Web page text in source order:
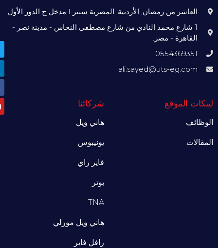
العاشر من رمضان, الأردنية, المصرية سنتر 1,مدخل ج الدور الأول
1 شارع محمد النادي من شارع مصطفى النحاس - مدينة نصر -
القاهرة - مصر.
0554369351
ali.sayed@uts-eg.com
الموقع شركائنا
هاني ويل
يونيبوس
فاير راي
بوتر
TNA
هاني ويل مورلي
رافل فاير